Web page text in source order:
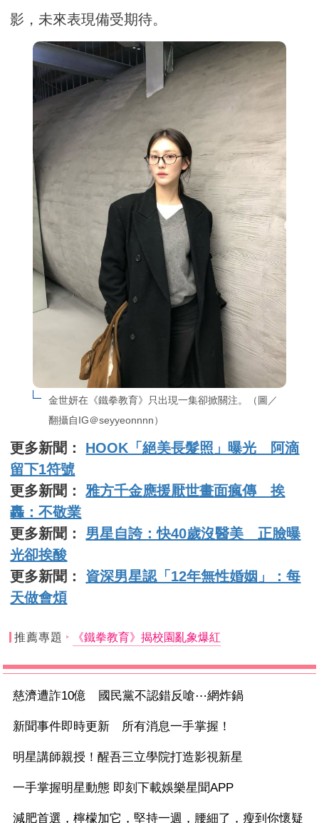
影，未來表現備受期待。
金世妍在《鐵拳教育》只出現一集卻掀關注。（圖／
翻攝自IG＠seyyeonnnn）
更多新聞： HOOK「絕美長髮照」曝光 阿滴
留下1符號
更多新聞：雅方千金應援厭世畫面瘋傳 挨
轟：不敬業
更多新聞： 男星自誇：快40歲沒醫美 正臉曝
光卻挨酸
更多新聞： 資深男星認「12年無性婚姻」：每
天做會煩
推薦專題 《鐵拳教育》揭校園亂象爆紅
慈濟遭詐10億 國民黨不認錯反嗆⋯網炸鍋
新聞事件即時更新 所有消息一手掌握！
明星講師親授！醒吾三立學院打造影視新星
一手掌握明星動態 即刻下載娛樂星聞APP
減肥首選，檸檬加它，堅持一週，腰細了，瘦到你懷疑